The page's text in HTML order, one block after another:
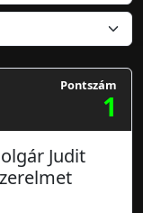
Pontszám
1
Judit